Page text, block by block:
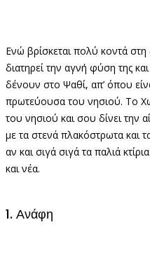
Ενώ βρίσκεται πολύ κοντά
διατηρεί την αγνή φύση της
δένουν στο Ψαθί, απ’ όπου
πρωτεύουσα του νησιού. Το
του νησιού και σου δίνει την
με τα στενά πλακόστρωτα και
αν και σιγά σιγά τα παλιά
και νέα.
1. Ανάφη